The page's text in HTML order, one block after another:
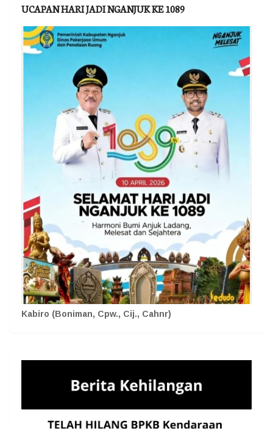
UCAPAN HARI JADI NGANJUK KE 1089
Kabiro (Boniman, Cpw., Cij., Cahnr)